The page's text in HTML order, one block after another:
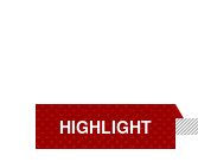
HIGHLIGHT